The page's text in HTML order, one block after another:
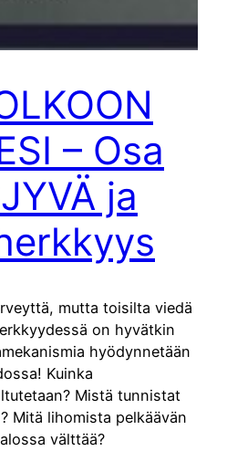
– Osa
ja
mutta toisilta viedä
on hyvätkin
hyödynnetään
Kuinka
Mistä tunnistat
Mitä lihomista pelkäävän
välttää?